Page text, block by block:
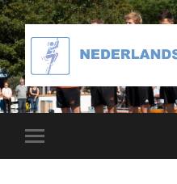
mobiel